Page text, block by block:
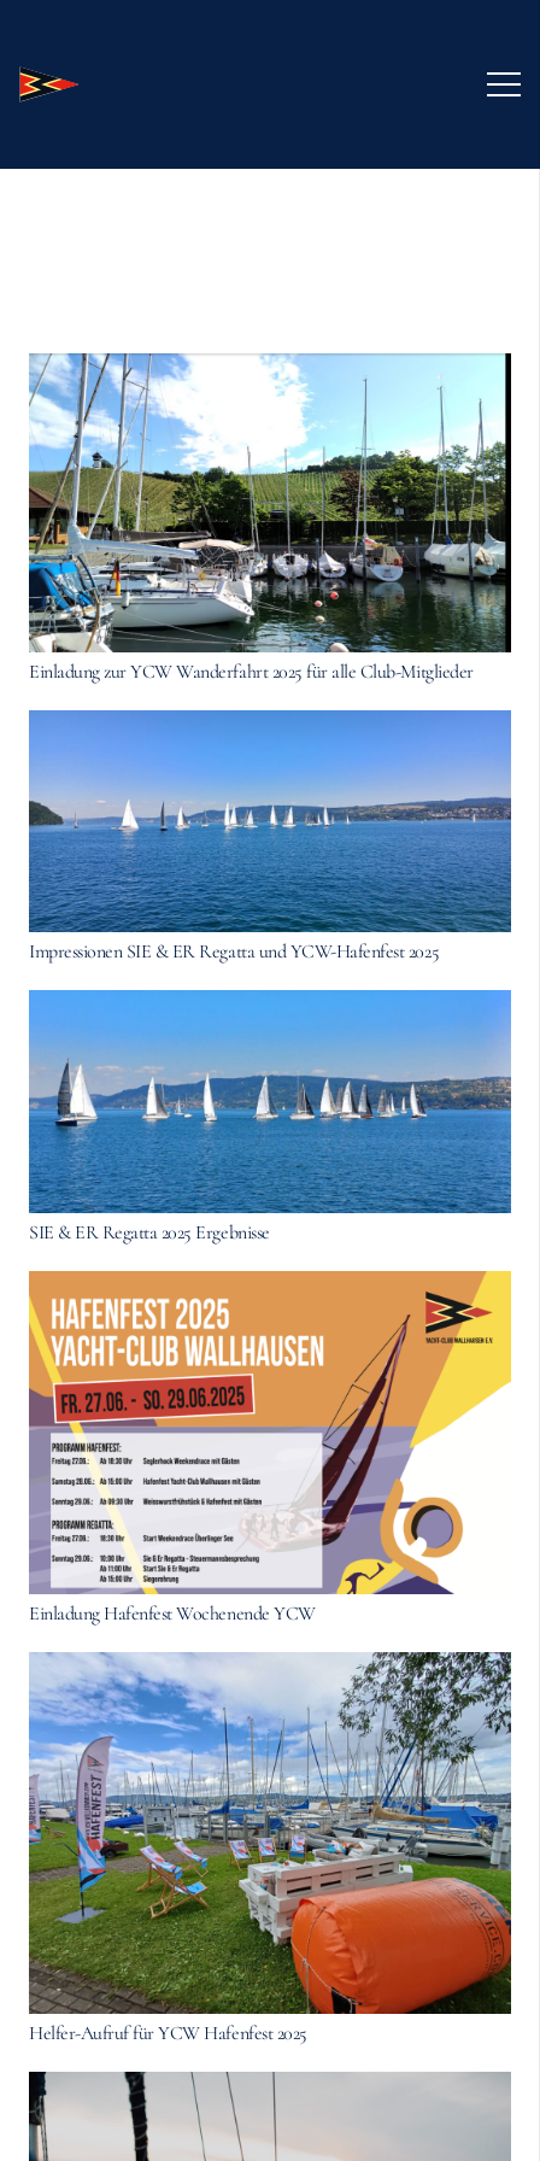
Einladung zur YCW Wanderfahrt 2025 für alle Club-Mitglieder
Impressionen SIE & ER Regatta und YCW-Hafenfest 2025
SIE & ER Regatta 2025 Ergebnisse
Einladung Hafenfest Wochenende YCW
Helfer-Aufruf für YCW Hafenfest 2025